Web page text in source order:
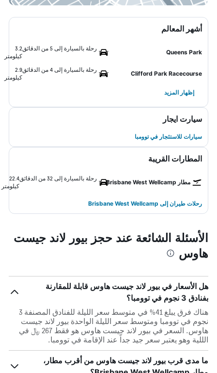
أشهر المعالم
Queens Park
رحلة بالسيارة إلى 5 من الدقائق
3.2
كيلومتر
Clifford Park Racecourse
رحلة بالسيارة إلى 4 من الدقائق
2.9
كيلومتر
إظهار المزيد
سيارت ايجار
سيارات للاستئجار في توومبا
المطارات القريبة
مطار Brisbane West Wellcamp
رحلة بالسيارة إلى 32 من الدقائق
22.4
كيلومتر
رحلات طيران إلى Brisbane West Wellcamp
الأسئلة الشائعة عند حجز بيور لاند جيست
هاوس
هل الأسعار في بيور لاند جيست هاوس قابلة للمقارنة
بفنادق 3 نجوم في توومبا؟
هناك فرق يبلغ 41% في متوسط ​​سعر الليلة للفنادق المصنفة 3
نجوم في توومبا ومتوسط ​​سعر الليلة الواحدة بيور لاند جيست
هاوس. السعر في بيور لاند جيست هاوس هو فقط 267 ﷼ في
الللية وهو يعتبر سعر جيد جداً عند الإقامة في توومبا.
ما مدى قرب بيور لاند جيست هاوس من أقرب مطار،